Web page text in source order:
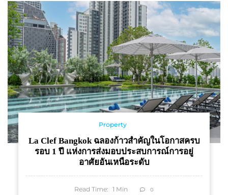
Property
La Clef Bangkok ฉลองก้าวสำคัญในโอกาสครบ
รอบ 1 ปี แห่งการส่งมอบประสบการณ์การอยู่
อาศัยอันเหนือระดับ
Read Time: 1 Min 0